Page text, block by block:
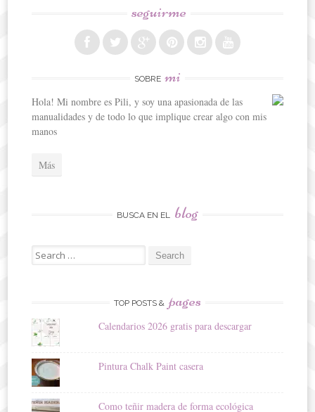
seguirme
SOBRE mi
Hola! Mi nombre es Pili, y soy una apasionada de las
manualidades y de todo lo que implique crear algo con mis
manos
Más
BUSCA EN EL blog
Search
for:
TOP POSTS & pages
Calendarios 2026 gratis para descargar
Pintura Chalk Paint casera
Como teñir madera de forma ecológica